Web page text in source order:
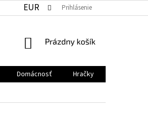
EUR Prihlásenie
NÁKUPNÝ
Prázdny košík
Domácnosť
Hračky